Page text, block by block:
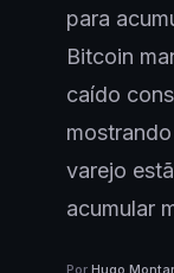
para
Bitcoin
caído
varejo
acumular
Por Hugo